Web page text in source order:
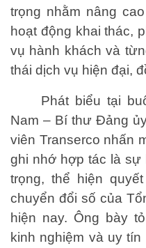
trọng nhằm nâng
hoạt động khai thác,
vụ hành khách và
thái dịch vụ hiện đại,
Phát biểu tại
Nam – Bí thư Đảng
viên Transerco nhấn
ghi nhớ hợp tác là sự
trọng, thể hiện
chuyển đổi số của
hiện nay. Ông bày
kinh nghiệm và uy